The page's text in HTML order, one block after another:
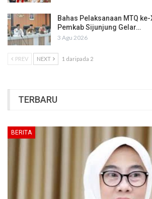
Bahas Pelaksanaan MTQ ke-
Pemkab Sijunjung Gelar…
3 Agu 2026
PREV NEXT 1 daripada 2
TERBARU
BERITA